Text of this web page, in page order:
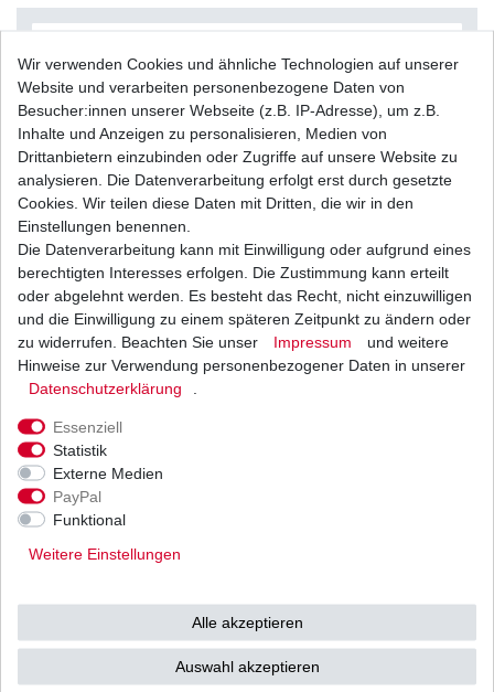
Filter
Luftfilter Hiflo Suzuki DL 650 V-Strom B1 C7
2004 - 2022
UVP 28,53 € 23,29 € *
1 Stück | 23,29 € / Stück
inkl. ges. MwSt. zzgl.
Versand
Ab einem Warenwert von
500 Euro versenden wir
53783 Eitorf (
unbedingt Termin
Wir verwenden Cookies und ähnliche Technologien auf unserer
Website und verarbeiten personenbezogene Daten von
Besucher:innen unserer Webseite (z.B. IP-Adresse), um z.B.
Inhalte und Anzeigen zu personalisieren, Medien von
Drittanbietern einzubinden oder Zugriffe auf unsere Website zu
analysieren. Die Datenverarbeitung erfolgt erst durch gesetzte
Cookies. Wir teilen diese Daten mit Dritten, die wir in den
Einstellungen benennen.
Die Datenverarbeitung kann mit Einwilligung oder aufgrund eines
berechtigten Interesses erfolgen. Die Zustimmung kann erteilt
oder abgelehnt werden. Es besteht das Recht, nicht einzuwilligen
und die Einwilligung zu einem späteren Zeitpunkt zu ändern oder
zu widerrufen. Beachten Sie unser
Impressum
und weitere
Hinweise zur Verwendung personenbezogener Daten in unserer
Daten­schutz­erklärung
Essenziell
Statistik
Externe Medien
PayPal
Funktional
Weitere Einstellungen
Alle akzeptieren
Auswahl akzeptieren